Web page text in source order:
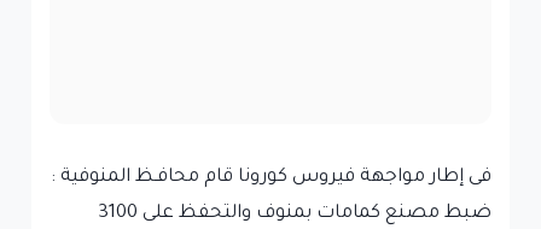
فى إطار مواجهة فيروس كورونا قام محافـظ المنوفية :
ضبط مصنع كمامات بمنوف والتحفظ على 3100